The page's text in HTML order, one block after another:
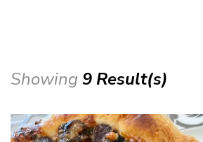
Showing 9 Result(s)